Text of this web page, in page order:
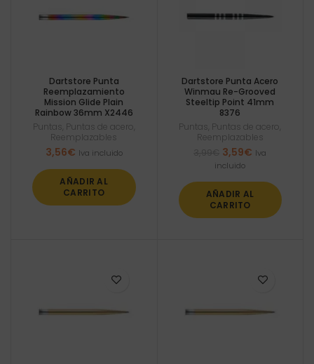
Dartstore Punta
Reemplazamiento
Mission Glide Plain
Rainbow 36mm X2446
Puntas Puntas de acero
Reemplazables
3,56€ Iva incluido
AÑADIR AL
CARRITO
Dartstore Punta Acero
Winmau Re-Grooved
Steeltip Point 41mm
8376
Puntas Puntas de acero
Reemplazables
El
precio
era:
3,99€.
3,59€ El
3,59€.
Iva
incluido
AÑADIR AL
CARRITO